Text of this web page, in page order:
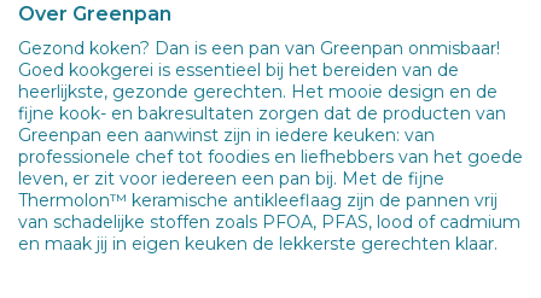
Over Greenpan
Gezond koken? Dan is een pan van Greenpan onmisbaar!
Goed kookgerei is essentieel bij het bereiden van de
heerlijkste, gezonde gerechten. Het mooie design en de
fijne kook- en bakresultaten zorgen dat de producten van
Greenpan een aanwinst zijn in iedere keuken: van
professionele chef tot foodies en liefhebbers van het goede
leven, er zit voor iedereen een pan bij. Met de fijne
Thermolon™ keramische antikleeflaag zijn de pannen vrij
van schadelijke stoffen zoals PFOA, PFAS, lood of cadmium
en maak jij in eigen keuken de lekkerste gerechten klaar.